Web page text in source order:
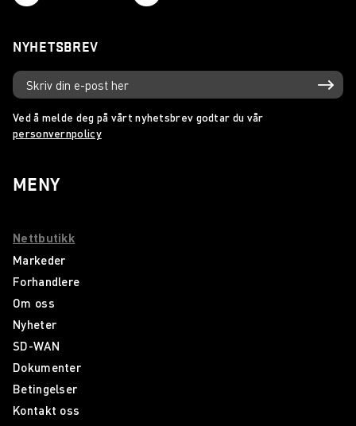
NYHETSBREV
Ved å melde deg på vårt nyhetsbrev godtar du vår
personvernpolicy
MENY
Nettbutikk
Markeder
Forhandlere
Om oss
Nyheter
SD-WAN
Dokumenter
Betingelser
Kontakt oss